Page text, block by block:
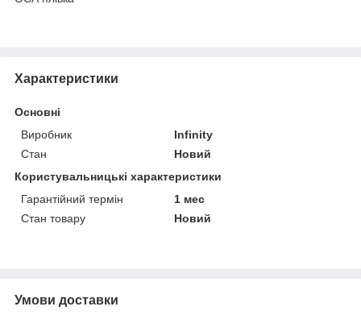
Характеристики
Основні
Виробник
Infinity
Стан
Новий
Користувальницькі характеристики
Гарантійний термін
1 мес
Стан товару
Новий
Умови доставки